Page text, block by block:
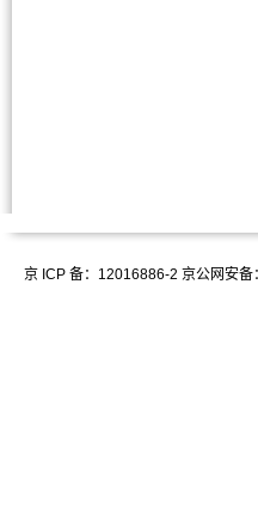
京 ICP 备：12016886-2 京公网安